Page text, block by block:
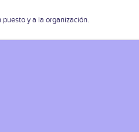
y a la organización.